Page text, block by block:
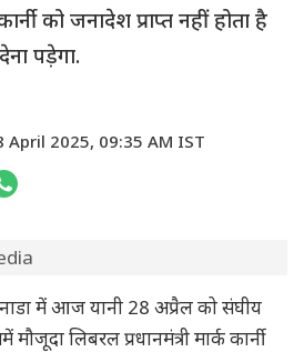
को जनादेश प्राप्त नहीं होता है
पड़ेगा.
April 2025, 09:35 AM IST
में आज यानी 28 अप्रैल को संघीय
लिबरल प्रधानमंत्री मार्क कार्नी